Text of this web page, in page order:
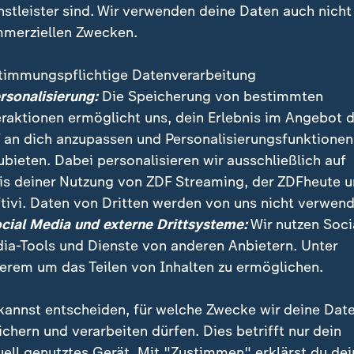
Propaganda: Der Gründer des Webs, Tim
einem Scheideweg. In Berlin veröffentlicht er einen
fürs Web. Sehen Sie hier seine Rede im
sind. Wir verwenden deine Daten auch nicht
Zwecken.
Datenverarbeitung
Die Speicherung von bestimmten
ermöglicht uns, dein Erlebnis im Angebot
an dich anzupassen und Personalisierungsfunktionen
Dabei personalisieren wir ausschließlich auf
deiner Nutzung von ZDF Streaming, der ZDFheute
Daten von Dritten werden von uns nicht
Media und externe Drittsysteme:Wir nutzen
Tools und Dienste von anderen Anbietern. Unter
um das Teilen von Inhalten zu ermöglichen.
entscheiden, für welche Zwecke wir deine
und verarbeiten dürfen. Dies betrifft nur dein